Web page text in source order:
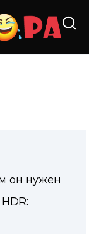
он нужен